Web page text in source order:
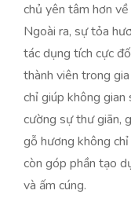
chủ yên tâm hơn
Ngoài ra, sự tỏa
tác dụng tích cực
thành viên trong
chỉ giúp không
cường sự thư giãn,
gỗ hương không
còn góp phần tạo
và ấm cúng.